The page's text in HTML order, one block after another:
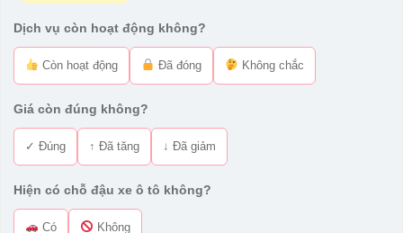
Dịch vụ còn hoạt động không?
Còn hoạt động Đã đóng Không chắc
Giá còn đúng không?
✓ Đúng ↑ Đã tăng ↓ Đã giảm
Hiện có chỗ đậu xe ô tô không?
Có Không